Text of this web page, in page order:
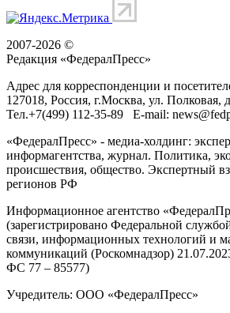
2007-2026 ©
Редакция «ФедералПресс»
Адрес для корреспонденции и
127018, Россия, г.Москва, ул. Полковая,
Тел.+7(499) 112-35-89 E-mail:
«ФедералПресс» - медиа-холдинг:
информагентства, журнал. Политика,
происшествия, общество. Экспертный
регионов РФ
Информационное агентство
(зарегистрировано Федеральной
связи, информационных технологий и
коммуникаций (Роскомнадзор)
ФС 77 – 85577)
Учредитель: ООО «ФедералПресс»